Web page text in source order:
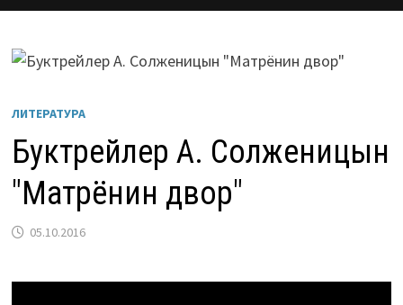
ЛИТЕРАТУРА
Буктрейлер А. Солженицын
"Матрёнин двор"
05.10.2016